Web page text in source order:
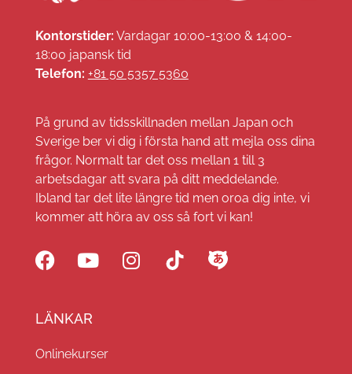
Kontorstider: Vardagar 10:00-13:00 & 14:00-
18:00 japansk tid
Telefon: +81 50 5357 5360
På grund av tidsskillnaden mellan Japan och
Sverige ber vi dig i första hand att mejla oss dina
frågor. Normalt tar det oss mellan 1 till 3
arbetsdagar att svara på ditt meddelande.
Ibland tar det lite längre tid men oroa dig inte, vi
kommer att höra av oss så fort vi kan!
LÄNKAR
Onlinekurser